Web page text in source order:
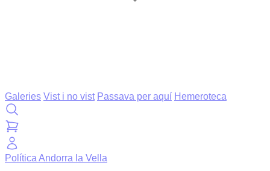
Galeries Vist i no vist Passava per aquí Hemeroteca
Política Andorra la Vella